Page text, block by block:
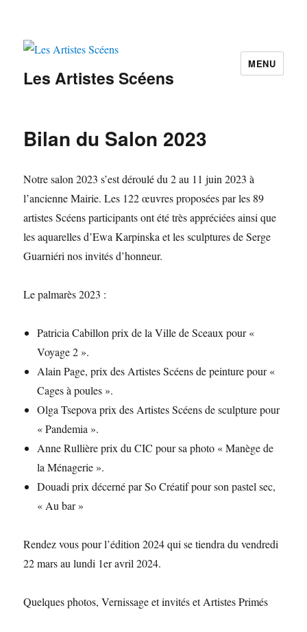
Les Artistes Scéens
MENU
Bilan du Salon 2023
Notre salon 2023 s’est déroulé du 2 au 11 juin 2023 à
l’ancienne Mairie. Les 122 œuvres proposées par les 89
artistes Scéens participants ont été très appréciées ainsi que
les aquarelles d’Ewa Karpinska et les sculptures de Serge
Guarniéri nos invités d’honneur.
Le palmarès 2023 :
Patricia Cabillon prix de la Ville de Sceaux pour «
Voyage 2 ».
Alain Page, prix des Artistes Scéens de peinture pour «
Cages à poules ».
Olga Tsepova prix des Artistes Scéens de sculpture pour
« Pandemia ».
Anne Rullière prix du CIC pour sa photo « Manège de
la Ménagerie ».
Douadi prix décerné par So Créatif pour son pastel sec,
« Au bar »
Rendez vous pour l’édition 2024 qui se tiendra du vendredi
22 mars au lundi 1er avril 2024.
Quelques photos, Vernissage et invités et Artistes Primés